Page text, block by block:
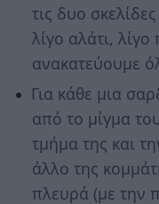
τις δυο
λίγο αλάτι,
ανακατεύουμε
Για κάθε μια
από το μίγμα
τμήμα της και
άλλο της
πλευρά (με την